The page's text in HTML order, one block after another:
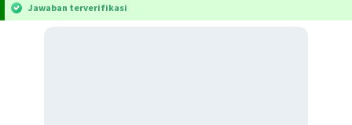
Jawaban terverifikasi